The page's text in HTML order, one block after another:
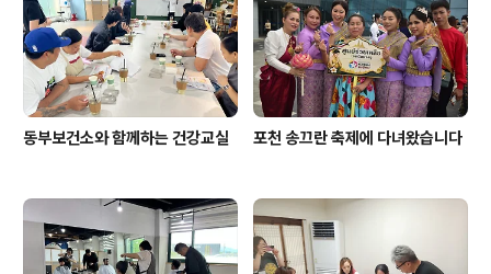
동부보건소와 함께하는 건강교실 포천 송끄란 축제에 다녀왔습니다